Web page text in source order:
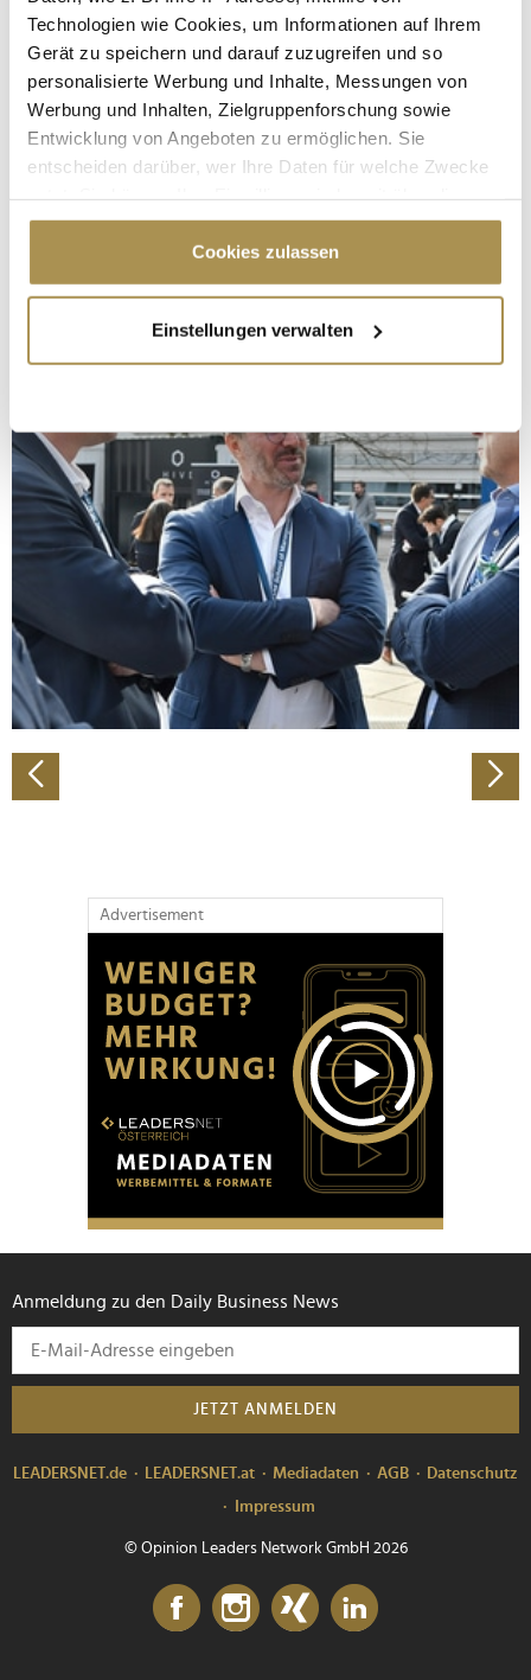
Technologien wie Cookies, um Informationen auf Ihrem
Gerät zu speichern und darauf zuzugreifen und so
personalisierte Werbung und Inhalte, Messungen von
Werbung und Inhalten, Zielgruppenforschung sowie
Entwicklung von Angeboten zu ermöglichen. Sie
entscheiden darüber, wer Ihre Daten für welche Zwecke
Cookie-Erklärung oder durch Klicken auf das Privacy
Trigger Symbol ändern oder widerrufen
Informationen über Ihre geografische Lage
erfassen, welche bis auf einige Meter genau sein
bestimmten Merkmalen (Fingerprinting) identifizieren
Erfahren Sie mehr darüber, wie Ihre persönlichen Daten
verarbeitet werden, und legen Sie Ihre Präferenzen im
Abschnitt Einzelheiten
fest.
Wir verwenden Cookies, um Inhalte und Anzeigen zu
personalisieren, Funktionen für soziale Medien anbieten
zu können und die Zugriffe auf unsere Website zu
analysieren. Außerdem geben wir Informationen zu Ihrer
Verwendung unserer Website an unsere Partner für
Partner führen diese Informationen möglicherweise mit
weiteren Daten zusammen, die Sie ihnen bereitgestellt
Cookies zulassen
Einstellungen verwalten
Advertisement
Anmeldung zu den Daily Business News
JETZT ANMELDEN
LEADERSNET.de LEADERSNET.at Mediadaten AGB
Datenschutz
Impressum
© Opinion Leaders Network GmbH 2026